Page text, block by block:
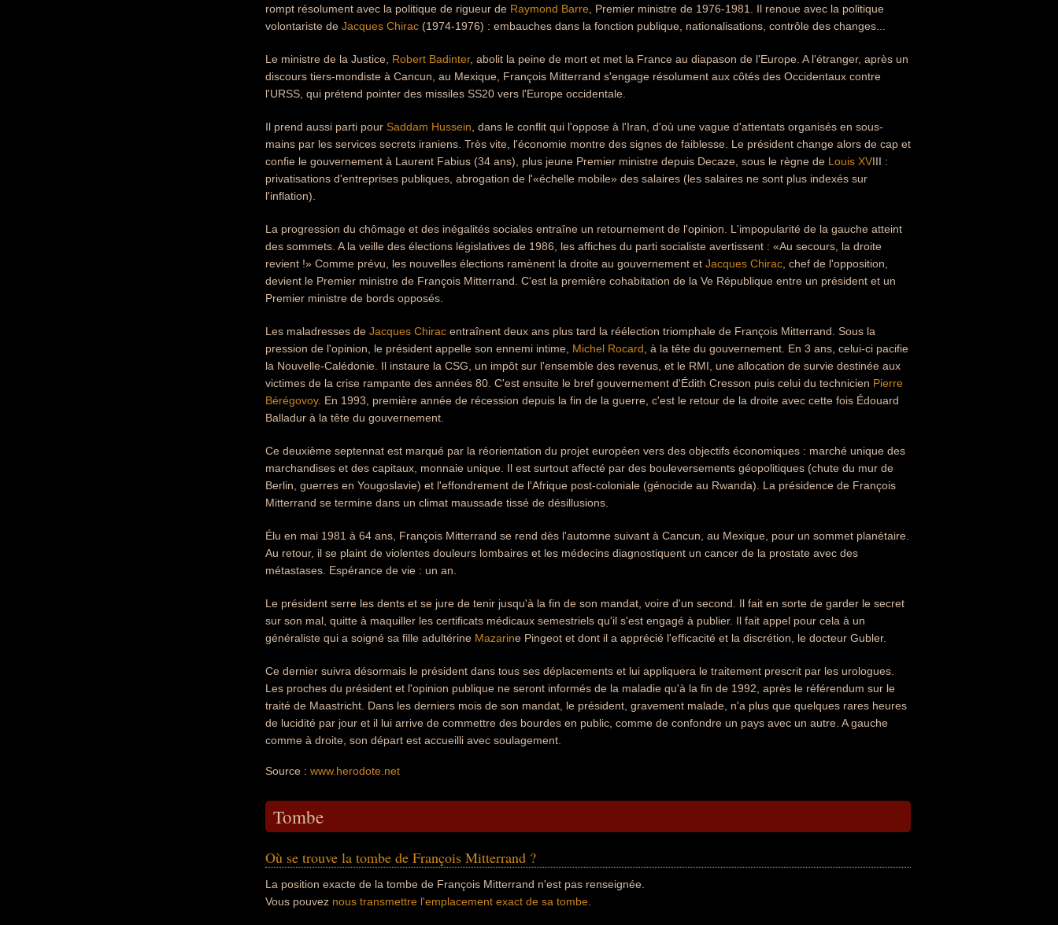
rompt résolument avec la politique de rigueur de Raymond Barre , Premier ministre de 1976-1981. Il renoue avec la politique
volontariste de Jacques Chirac (1974-1976) : embauches dans la fonction publique, nationalisations, contrôle des changes...
Le ministre de la Justice, Robert Badinter, abolit la peine de mort et met la France au diapason de l'Europe. A l'étranger, après un
discours tiers-mondiste à Cancun, au Mexique, François Mitterrand s'engage résolument aux côtés des Occidentaux contre
l'URSS, qui prétend pointer des missiles SS20 vers l'Europe occidentale.
Il prend aussi parti pour Saddam Hussein , dans le conflit qui l'oppose à l'Iran, d'où une vague d'attentats organisés en sous-
mains par les services secrets iraniens. Très vite, l'économie montre des signes de faiblesse. Le président change alors de cap et
confie le gouvernement à Laurent Fabius (34 ans), plus jeune Premier ministre depuis Decaze, sous le règne de Louis XVIII :
privatisations d'entreprises publiques, abrogation de l'«échelle mobile» des salaires (les salaires ne sont plus indexés sur
l'inflation).
La progression du chômage et des inégalités sociales entraîne un retournement de l'opinion. L'impopularité de la gauche atteint
des sommets. A la veille des élections législatives de 1986, les affiches du parti socialiste avertissent : «Au secours, la droite
revient !» Comme prévu, les nouvelles élections ramènent la droite au gouvernement et Jacques Chirac , chef de l'opposition,
devient le Premier ministre de François Mitterrand. C'est la première cohabitation de la Ve République entre un président et un
Premier ministre de bords opposés.
Les maladresses de Jacques Chirac entraînent deux ans plus tard la réélection triomphale de François Mitterrand. Sous la
pression de l'opinion, le président appelle son ennemi intime, Michel Rocard , à la tête du gouvernement. En 3 ans, celui-ci pacifie
la Nouvelle-Calédonie. Il instaure la CSG, un impôt sur l'ensemble des revenus, et le RMI, une allocation de survie destinée aux
victimes de la crise rampante des années 80. C'est ensuite le bref gouvernement d'Édith Cresson puis celui du technicien Pierre
Bérégovoy. En 1993, première année de récession depuis la fin de la guerre, c'est le retour de la droite avec cette fois Édouard
Balladur à la tête du gouvernement.
Ce deuxième septennat est marqué par la réorientation du projet européen vers des objectifs économiques : marché unique des
marchandises et des capitaux, monnaie unique. Il est surtout affecté par des bouleversements géopolitiques (chute du mur de
Berlin, guerres en Yougoslavie) et l'effondrement de l'Afrique post-coloniale (génocide au Rwanda). La présidence de François
Mitterrand se termine dans un climat maussade tissé de désillusions.
Élu en mai 1981 à 64 ans, François Mitterrand se rend dès l'automne suivant à Cancun, au Mexique, pour un sommet planétaire.
Au retour, il se plaint de violentes douleurs lombaires et les médecins diagnostiquent un cancer de la prostate avec des
métastases. Espérance de vie : un an.
Le président serre les dents et se jure de tenir jusqu'à la fin de son mandat, voire d'un second. Il fait en sorte de garder le secret
sur son mal, quitte à maquiller les certificats médicaux semestriels qu'il s'est engagé à publier. Il fait appel pour cela à un
généraliste qui a soigné sa fille adultérine Mazarine Pingeot et dont il a apprécié l'efficacité et la discrétion, le docteur Gubler.
Ce dernier suivra désormais le président dans tous ses déplacements et lui appliquera le traitement prescrit par les urologues.
Les proches du président et l'opinion publique ne seront informés de la maladie qu'à la fin de 1992, après le référendum sur le
traité de Maastricht. Dans les derniers mois de son mandat, le président, gravement malade, n'a plus que quelques rares heures
de lucidité par jour et il lui arrive de commettre des bourdes en public, comme de confondre un pays avec un autre. A gauche
comme à droite, son départ est accueilli avec soulagement.
Source : www.herodote.net
Tombe
Où se trouve la tombe de François Mitterrand ?
La position exacte de la tombe de François Mitterrand n'est pas renseignée.
Vous pouvez nous transmettre l'emplacement exact de sa tombe